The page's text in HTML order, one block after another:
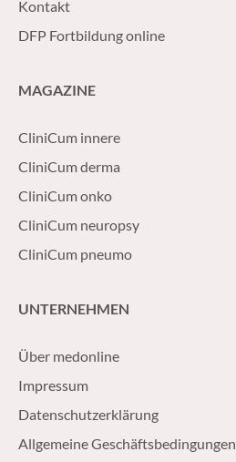
Kontakt
DFP Fortbildung online
MAGAZINE
CliniCum innere
CliniCum derma
CliniCum onko
CliniCum neuropsy
CliniCum pneumo
UNTERNEHMEN
Über medonline
Impressum
Datenschutzerklärung
Allgemeine Geschäftsbedingungen